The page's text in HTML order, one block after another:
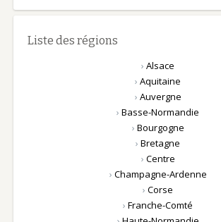
Liste des régions
›Alsace
›Aquitaine
› Auvergne
›Basse-Normandie
› Bourgogne
›Bretagne
› Centre
› Champagne-Ardenne
›Corse
›Franche-Comté